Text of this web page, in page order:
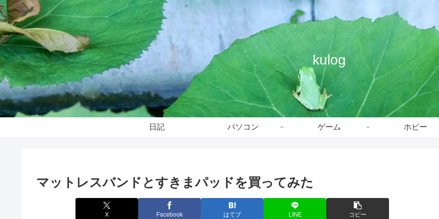
kulog
日記 パソコン ゲーム ホビー
マットレスバンドとすきまパッドを買ってみた
X Facebook はてブ LINE コピー